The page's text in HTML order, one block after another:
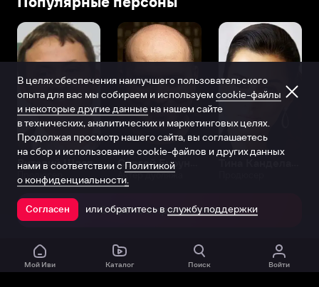
Виталий Шляппо
Продюсер Актёр дубляжа
Открыть в приложении
Мой Иви Каталог Поиск Войти
В целях обеспечения наилучшего пользовательского
опыта для вас мы собираем и используем cookie-файлы
и некоторые другие данные на нашем сайте
в технических, аналитических и маркетинговых целях.
Продолжая просмотр нашего сайта, вы соглашаетесь
на сбор и использование cookie-файлов и других данных
нами в соответствии с Политикой
о конфиденциальности.
Согласен или обратитесь в службу поддержки